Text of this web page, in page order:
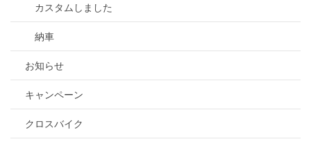
カスタムしました
納車
お知らせ
キャンペーン
クロスバイク